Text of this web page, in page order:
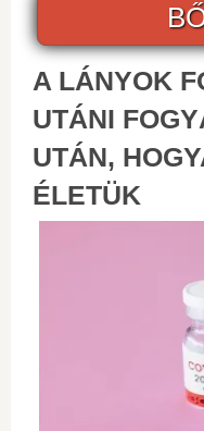
A LÁNYOK
UTÁNI
UTÁN,
ÉLETÜK